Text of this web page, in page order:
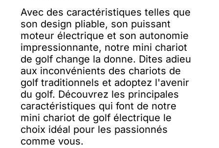
Avec des caractéristiques telles que
son design pliable, son puissant
moteur électrique et son autonomie
impressionnante, notre mini chariot
de golf change la donne. Dites adieu
aux inconvénients des chariots de
golf traditionnels et adoptez l'avenir
du golf. Découvrez les principales
caractéristiques qui font de notre
mini chariot de golf électrique le
choix idéal pour les passionnés
comme vous.